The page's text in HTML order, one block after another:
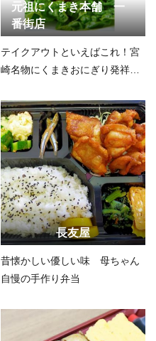
元祖にくまき本舗 一
番街店
テイクアウトといえばこれ！宮
崎名物にくまきおにぎり発祥の
長友屋
昔懐かしい優しい味 母ちゃん
自慢の手作り弁当